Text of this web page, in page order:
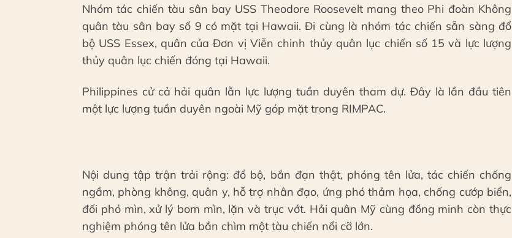
Nhóm tác chiến tàu sân bay USS Theodore Roosevelt mang theo Phi đoàn Không
quân tàu sân bay số 9 có mặt tại Hawaii. Đi cùng là nhóm tác chiến sẵn sàng đổ
bộ USS Essex, quân của Đơn vị Viễn chinh thủy quân lục chiến số 15 và lực lượng
thủy quân lục chiến đóng tại Hawaii.
Philippines cử cả hải quân lẫn lực lượng tuần duyên tham dự. Đây là lần đầu tiên
một lực lượng tuần duyên ngoài Mỹ góp mặt trong RIMPAC.
Nội dung tập trận trải rộng: đổ bộ, bắn đạn thật, phóng tên lửa, tác chiến chống
ngầm, phòng không, quân y, hỗ trợ nhân đạo, ứng phó thảm họa, chống cướp biển,
đối phó mìn, xử lý bom mìn, lặn và trục vớt. Hải quân Mỹ cùng đồng minh còn thực
nghiệm phóng tên lửa bắn chìm một tàu chiến nổi cỡ lớn.